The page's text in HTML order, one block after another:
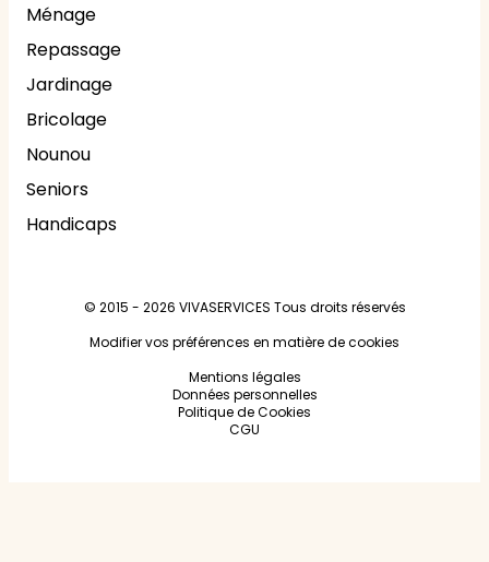
Ménage
Repassage
Jardinage
Bricolage
Nounou
Seniors
Handicaps
© 2015 - 2026 VIVASERVICES Tous droits réservés
Modifier vos préférences en matière de cookies
Mentions légales
Données personnelles
Politique de Cookies
CGU